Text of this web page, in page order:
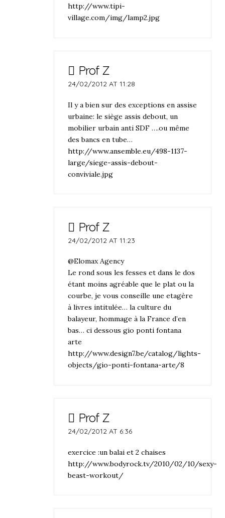
http://www.tipi-
village.com/img/lamp2.jpg
Prof Z
24/02/2012 AT 11:28
Il y a bien sur des exceptions en assise
urbaine: le siège assis debout, un
mobilier urbain anti SDF ….ou même
des bancs en tube…
http://www.ansemble.eu/498-1137-
large/siege-assis-debout-
conviviale.jpg
Prof Z
24/02/2012 AT 11:23
@Elomax Agency
Le rond sous les fesses et dans le dos
étant moins agréable que le plat ou la
courbe, je vous conseille une etagère
à livres intitulée… la culture du
balayeur, hommage à la France d’en
bas… ci dessous gio ponti fontana
arte
http://www.design7.be/catalog/lights-
objects/gio-ponti-fontana-arte/8
Prof Z
24/02/2012 AT 6:36
exercice :un balai et 2 chaises
http://www.bodyrock.tv/2010/02/10/sexy-
beast-workout/